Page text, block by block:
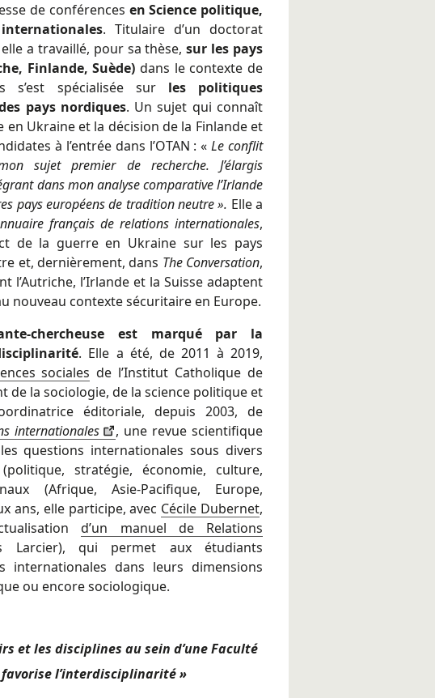
de conférences en Science politique,
. Titulaire d’un doctorat
a travaillé, pour sa thèse,sur les pays
Finlande, Suède) dans le contexte de
s’est spécialisée sur les politiques
pays nordiques. Un sujet qui connaît
Ukraine et la décision de la Finlande et
à l’entrée dans l’OTAN : «Le conflit
sujet premier de recherche. J’élargis
dans mon analyse comparative l’Irlande
pays européens de tradition neutre ». Elle a
français de relations internationales,
de la guerre en Ukraine sur les pays
et, dernièrement, dans The Conversation,
l’Autriche, l’Irlande et la Suisse adaptent
nouveau contexte sécuritaire en Europe.
chercheuse est marqué par la
. Elle a été, de 2011 à 2019,
sociales de l’Institut Catholique de
de la sociologie, de la science politique et
éditoriale, depuis 2003, de
internationales
, une revue scientifique
questions internationales sous divers
stratégie, économie, culture,
(Afrique, Asie-Pacifique, Europe,
ans, elle participe, avec Cécile Dubernet,
d’un manuel de Relations
Larcier), qui permet aux étudiants
internationales dans leurs dimensions
ou encore sociologique.
et les disciplines au sein d’une Faculté
l’interdisciplinarité »